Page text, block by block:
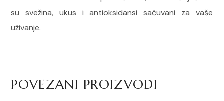
su svežina, ukus i antioksidansi sačuvani za vaše
uživanje.
POVEZANI PROIZVODI